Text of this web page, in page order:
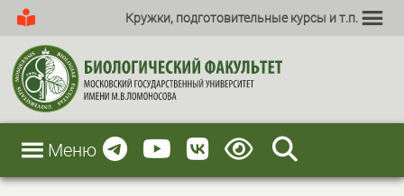
Кружки, подготовительные курсы и т.п.
Меню